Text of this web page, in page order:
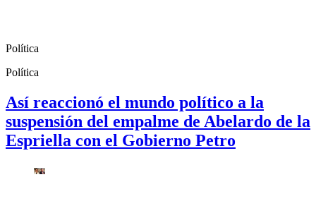
Política
Política
Así reaccionó el mundo político a la
suspensión del empalme de Abelardo de la
Espriella con el Gobierno Petro